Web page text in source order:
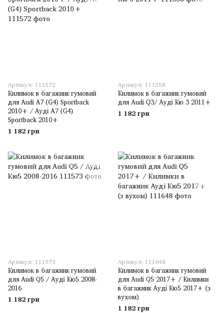
Артикул: 111572
Килимок в багажник гумовий
для Audi A7 (G4) Sportback
2010+ / Ауді A7 (G4)
Sportback 2010+
1 182 грн
Артикул: 111558
Килимок в багажник гумовий
для Audi Q3/ Ауді Кю 3 2011+
1 182 грн
Артикул: 111573
Килимок в багажник гумовий
для Audi Q5 / Ауді Кю5 2008-
2016
1 182 грн
Артикул: 111648
Килимок в багажник гумовий
для Audi Q5 2017+ / Килимки
в багажник Ауді Кю5 2017+ (з
вухом)
1 182 грн